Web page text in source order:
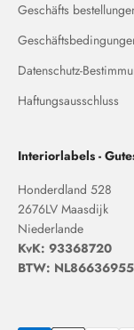
Geschäfts
Datenschutz-
Haftungsausschluss
Interiorlabels -
Honderdland 528
2676LV Maasdijk
Niederlande
KvK: 93368720
BTW: